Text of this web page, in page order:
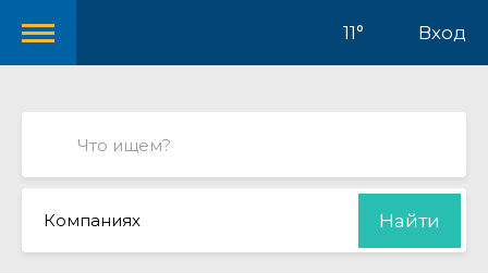
11° Вход
Компаниях Найти